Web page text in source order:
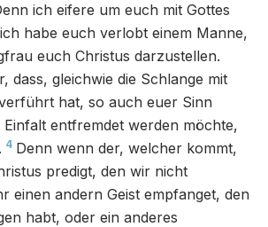
ich eifere um euch mit Gottes
habe euch verlobt einem Manne,
euch Christus darzustellen.
dass, gleichwie die Schlange mit
hat, so auch euer Sinn
entfremdet werden möchte,
4 Denn wenn der, welcher kommt,
predigt, den wir nicht
einen andern Geist empfanget, den
habt, oder ein anderes